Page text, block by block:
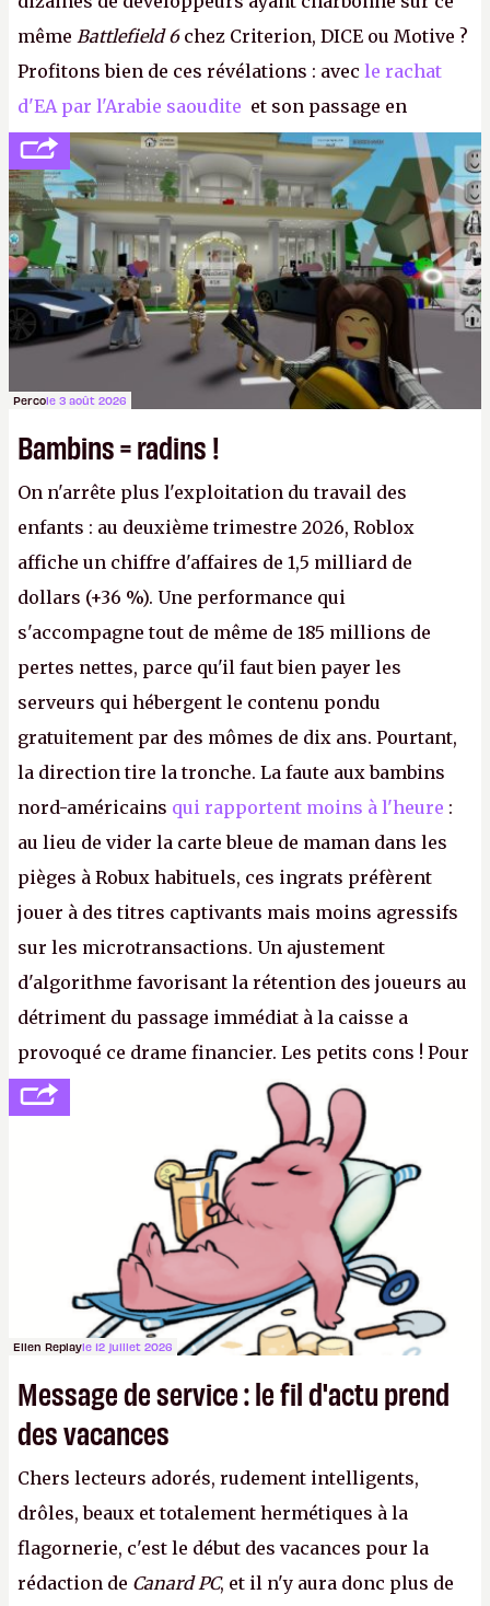
même Battlefield 6chez Criterion, DICE ou Motive ?
Profitons bien de ces révélations : avec le rachat
d'EA par l'Arabie saoudite et son passage en
société privée, l'éditeur n'aura bientôt plus
l'obligation de publier ses bilans. Encore une
victoire pour la transparence.P.
Percole 3 août 2026
Bambins = radins !
On n'arrête plus l'exploitation du travail des
enfants : au deuxième trimestre 2026, Roblox
affiche un chiffre d'affaires de 1,5 milliard de
dollars (+36 %). Une performance qui
s'accompagne tout de même de 185 millions de
pertes nettes, parce qu'il faut bien payer les
serveurs qui hébergent le contenu pondu
gratuitement par des mômes de dix ans. Pourtant,
la direction tire la tronche. La faute aux bambins
nord-américains qui rapportent moins à l'heure :
au lieu de vider la carte bleue de maman dans les
pièges à Robux habituels, ces ingrats préfèrent
jouer à des titres captivants mais moins agressifs
sur les microtransactions. Un ajustement
d'algorithme favorisant la rétention des joueurs au
détriment du passage immédiat à la caisse a
provoqué ce drame financier. Les petits cons ! Pour
se consoler, le PDG David Baszucki peut compter
sur le déblocage du jeu en Russie et l'explosion des
joueurs majeurs (+32 %). L'avenir appartient donc
aux adultes, qui ne sont jamais que des enfants
avec du pouvoir d'achat.P.
Ellen Replayle 12 juillet 2026
Message de service : le fil d'actu prend
des vacances
Chers lecteurs adorés, rudement intelligents,
drôles, beaux et totalement hermétiques à la
flagornerie, c'est le début des vacances pour la
rédaction de Canard PC, et il n'y aura donc plus de